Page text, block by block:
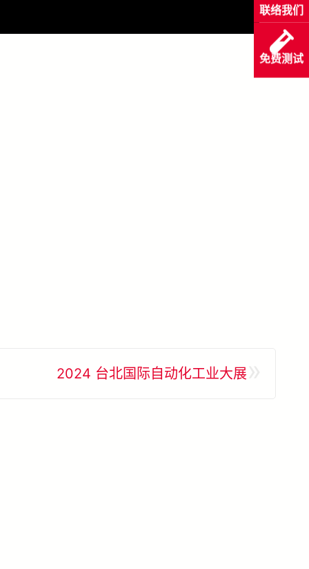
2024 台北国际自动化工业大展
联络我们
免费测试